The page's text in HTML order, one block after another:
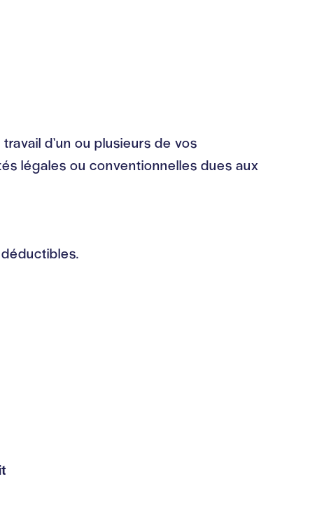
d’un ou plusieurs de vos
légales ou conventionnelles dues aux